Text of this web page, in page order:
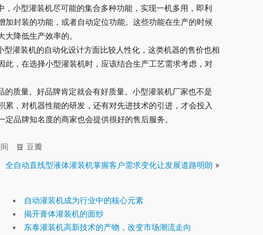
小型灌装机尽可能的集合多种功能，实现一机多用，即利
封装的功能，或者自动定位功能。这些功能在生产的时候
降低生产效率的。
灌装机的自动化设计方面比较人性化，这类机器的售价也相
，在选择小型灌装机时，应该结合生产工艺需求考虑，对
质量。好品牌肯定就会有好质量。小型灌装机厂家也不是
，对机器性能的研发，还有对先进技术的引进，才会投入
品牌知名度的商家也会提供很好的售后服务。
豆瓣
全自动直线型液体灌装机掌握客户需求变化让发展道路明朗 »
自动灌装机成为行业中的核心元素
揭开膏体灌装机的面纱
东泰灌装机高新技术的产物，改变市场潮流走向